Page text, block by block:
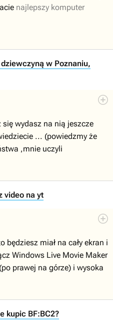
najlepszy komputer
w Poznaniu,
wydasz na nią jeszcze
... (powiedzmy że
,mnie uczyli
video na yt
miał na cały ekran i
Windows Live Movie Maker
prawej na górze) i wysoka
kupic BF:BC2?